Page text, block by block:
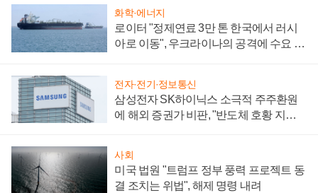
화학·에너지
로이터 "정제연료 3만 톤 한국에서 러시
아로 이동", 우크라이나의 공격에 수요 늘
전자·전기·정보통신
삼성전자 SK하이닉스 소극적 주주환원
에 해외 증권가 비판, "반도체 호황 지속
사회
미국 법원 "트럼프 정부 풍력 프로젝트 동
결 조치는 위법", 해제 명령 내려